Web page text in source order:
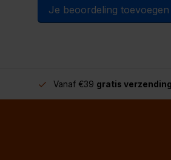
Je beoordeling toevoegen
Vanaf €39 gratis verzending